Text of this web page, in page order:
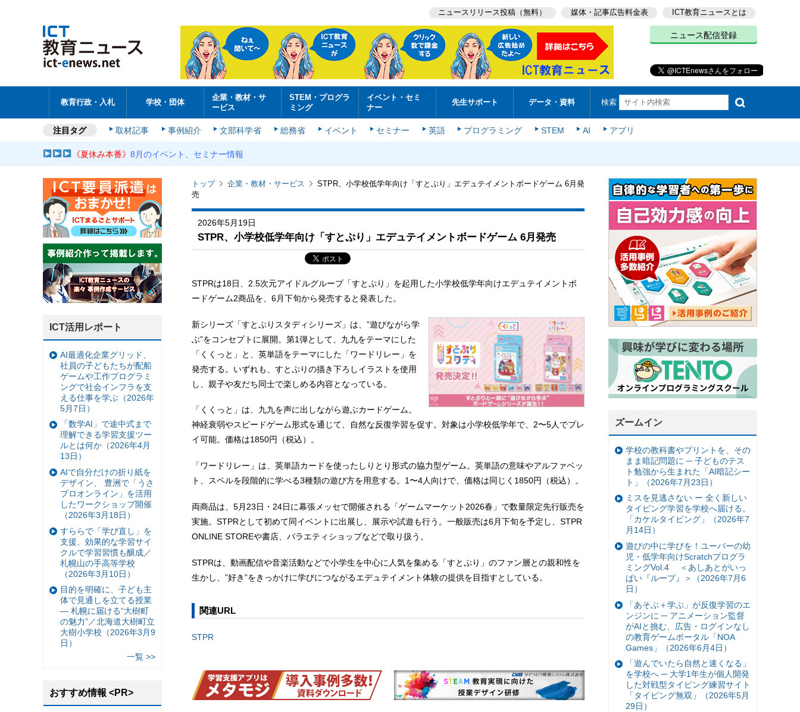
ニュースリリース投稿（無料） 媒体・記事広告料金表 ICT教育ニュースとは
ニュース配信登録
教育行政・入札 学校・団体
企業・教材・サ
ービス
STEM・プログラ
ミング
イベント・セミ
ナー
先生サポート データ・資料 検索
注目タグ 取材記事 事例紹介 文部科学省 総務省 イベント セミナー 英語 プログラミング STEM AI アプリ
《夏休み本番》8月のイベント、セミナー情報
トップ 企業・教材・サービス
STPR、小学校低学年向け「すとぷり」エデュテイメントボードゲーム 6月発
売
2026年5月19日
STPR、小学校低学年向け「すとぷり」エデュテイメントボードゲーム 6月発売
STPRは18日、2.5次元アイドルグループ「すとぷり」を起用した小学校低学年向けエデュテイメントボ
ードゲーム2商品を、6月下旬から発売すると発表した。
新シリーズ「すとぷりスタディシリーズ」は、”遊びながら学
ぶ”をコンセプトに展開。第1弾として、九九をテーマにした
「くくっと」と、英単語をテーマにした「ワードリレー」を
発売する。いずれも、すとぷりの描き下ろしイラストを使用
し、親子や友だち同士で楽しめる内容となっている。
「くくっと」は、九九を声に出しながら遊ぶカードゲーム。
神経衰弱やスピードゲーム形式を通じて、自然な反復学習を促す。対象は小学校低学年で、2〜5人でプレ
イ可能。価格は1850円（税込）。
「ワードリレー」は、英単語カードを使ったしりとり形式の協力型ゲーム。英単語の意味やアルファベッ
ト、スペルを段階的に学べる3種類の遊び方を用意する。1〜4人向けで、価格は同じく1850円（税込）。
両商品は、5月23日・24日に幕張メッセで開催される「ゲームマーケット2026春」で数量限定先行販売を
実施。STPRとして初めて同イベントに出展し、展示や試遊も行う。一般販売は6月下旬を予定し、STPR
ONLINE STOREや書店、バラエティショップなどで取り扱う。
STPRは、動画配信や音楽活動などで小学生を中心に人気を集める「すとぷり」のファン層との親和性を
生かし、”好き”をきっかけに学びにつながるエデュテイメント体験の提供を目指すとしている。
関連URL
STPR
ズームイン
学校の教科書やプリントを、その
まま暗記問題に ─ 子どものテス
ト勉強から生まれた「AI暗記シー
ト」（2026年7月23日）
ミスを見逃さない ー 全く新しい
タイピング学習を学校へ届ける。
「カケルタイピング」（2026年7
月14日）
遊びの中に学びを！ユーバーの幼
児・低学年向けScratchプログラ
ミングVol.4 ＜あしあとがいっ
ぱい『ループ』＞（2026年7月6
日）
「あそぶ＋学ぶ」が反復学習のエ
ンジンに ─ アニメーション監督
がAIと挑む、広告・ログインなし
の教育ゲームポータル「NOA
Games」（2026年6月4日）
「遊んでいたら自然と速くなる」
を学校へ ─ 大学1年生が個人開発
した対戦型タイピング練習サイト
「タイピング無双」（2026年5月
29日）
ICT活用レポート
AI最適化企業グリッド、
社員の子どもたちが配船
ゲームや工作プログラミ
ングで社会インフラを支
える仕事を学ぶ（2026年
5月7日）
「数学AI」で途中式まで
理解できる学習支援ツー
ルとは何か（2026年4月
13日）
AIで自分だけの折り紙を
デザイン、 豊洲で「うさ
プロオンライン」を活用
したワークショップ開催
（2026年3月18日）
すららで「学び直し」を
支援、効果的な学習サイ
クルで学習習慣も醸成／
札幌山の手高等学校
（2026年3月10日）
目的を明確に、子ども主
体で見通しを立てる授業
— 札幌に届ける“大樹町
の魅力”／北海道大樹町立
大樹小学校（2026年3月9
日）
一覧 >>
おすすめ情報 <PR>